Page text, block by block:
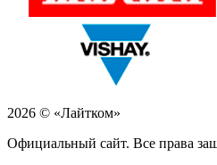
2026 © «Лайтком»
Официальный сайт. Все права